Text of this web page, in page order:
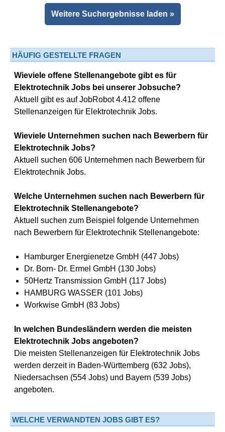
Weitere Suchergebnisse laden »
HÄUFIG GESTELLTE FRAGEN
Wieviele offene Stellenangebote gibt es für
Elektrotechnik Jobs bei unserer Jobsuche?
Aktuell gibt es auf JobRobot 4.412 offene
Stellenanzeigen für Elektrotechnik Jobs.
Wieviele Unternehmen suchen nach Bewerbern für
Elektrotechnik Jobs?
Aktuell suchen 606 Unternehmen nach Bewerbern für
Elektrotechnik Jobs.
Welche Unternehmen suchen nach Bewerbern für
Elektrotechnik Stellenangebote?
Aktuell suchen zum Beispiel folgende Unternehmen
nach Bewerbern für Elektrotechnik Stellenangebote:
Hamburger Energienetze GmbH (447 Jobs)
Dr. Born- Dr. Ermel GmbH (130 Jobs)
50Hertz Transmission GmbH (117 Jobs)
HAMBURG WASSER (101 Jobs)
Workwise GmbH (83 Jobs)
In welchen Bundesländern werden die meisten
Elektrotechnik Jobs angeboten?
Die meisten Stellenanzeigen für Elektrotechnik Jobs
werden derzeit in Baden-Württemberg (632 Jobs),
Niedersachsen (554 Jobs) und Bayern (539 Jobs)
angeboten.
WELCHE VERWANDTEN JOBS GIBT ES?